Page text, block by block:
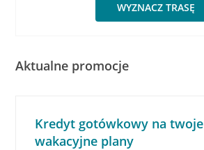
WYZNACZ TRASĘ
Aktualne promocje
Kredyt gotówkowy na twoje
wakacyjne plany